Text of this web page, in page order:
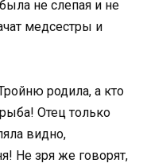
не слепая и не
медсестры и
родила, а кто
Отец только
видно,
Не зря же говорят,